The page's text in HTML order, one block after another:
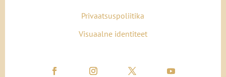
Privaatsuspoliitika
Visuaalne identiteet